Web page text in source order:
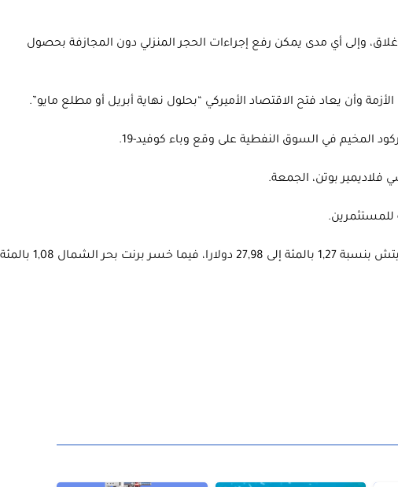
وإلى أي مدى يمكن رفع إجراءات الحجر المنزلي دون المجازفة بحصول
وأن يعاد فتح الاقتصاد الأميركي “بحلول نهاية أبريل أو مطلع مايو”.
المخيم في السوق النفطية على وقع وباء كوفيد-19.
للمستثمرين.
وعاودت أسعار النفط التراجع، الاثنين، في الأسواق الآسيوية، وهبط سعر خام غرب تكساس الوسيط قرابة الساعة 7,30 بتوقيت غرينيتش بنسبة 1,27 بالمئة إلى 27,98 دولارا، فيما خسر برنت بحر الشمال 1,08 بالمئة